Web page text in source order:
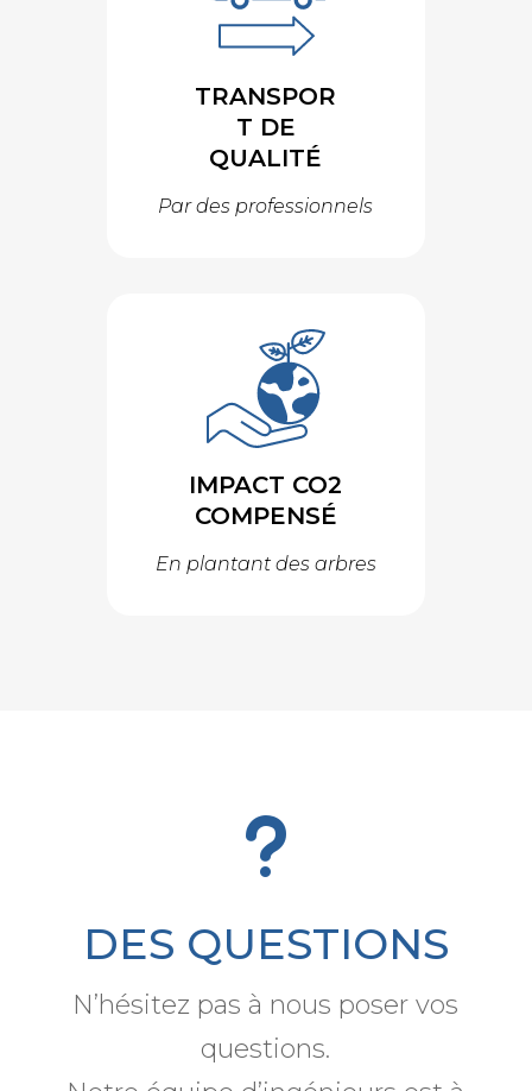
TRANSPOR
T DE
QUALITÉ
Par des professionnels
IMPACT CO2
COMPENSÉ
En plantant des arbres
u
DES QUESTIONS
N’hésitez pas à nous poser vos
questions.